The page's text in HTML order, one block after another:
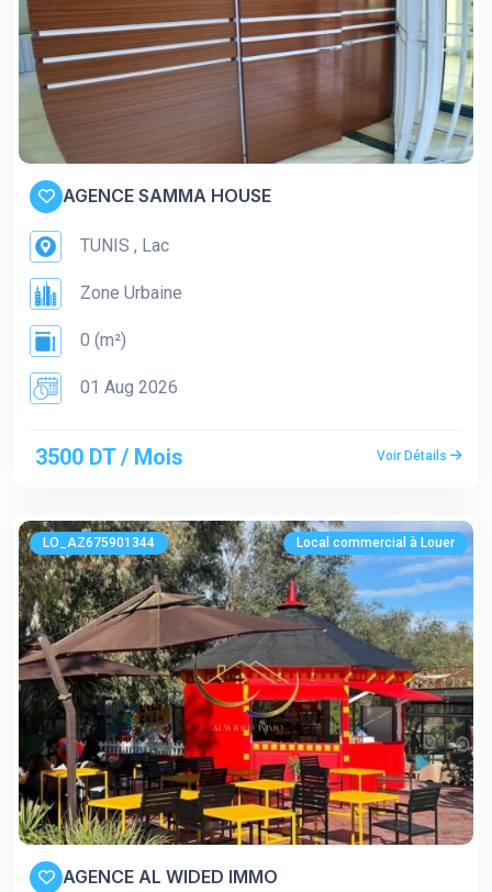
AGENCE SAMMA HOUSE
TUNIS , Lac
Zone Urbaine
0 (m²)
01 Aug 2026
3500 DT / Mois Voir Détails
LO_AZ675901344 Local commercial à Louer
AGENCE AL WIDED IMMO